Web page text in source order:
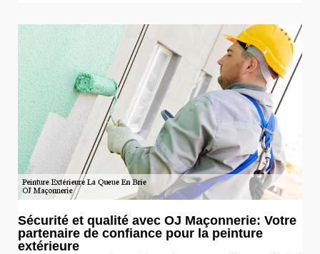
Sécurité et qualité avec OJ Maçonnerie: Votre
partenaire de confiance pour la peinture
extérieure